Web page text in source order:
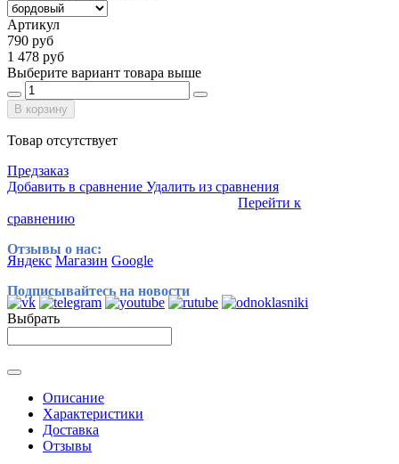
Артикул
790 руб
1 478 руб
Выберите вариант товара выше
В корзину
Товар отсутствует
Предзаказ
Добавить в сравнение Удалить из сравнения
Перейти к
сравнению
Отзывы о нас:
Яндекс Магазин Google
Подписывайтесь на новости
Выбрать
Описание
Характеристики
Доставка
Отзывы